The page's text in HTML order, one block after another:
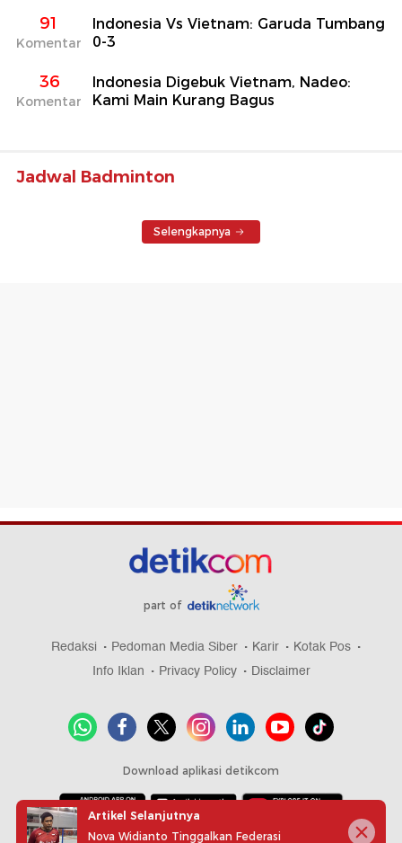
91
Komentar
Indonesia Vs Vietnam: Garuda Tumbang
0-3
36
Komentar
Indonesia Digebuk Vietnam, Nadeo:
Kami Main Kurang Bagus
Jadwal Badminton
Selengkapnya
part of
Redaksi Pedoman Media Siber Karir
Kotak Pos
Info Iklan
Privacy Policy Disclaimer
Download aplikasi detikcom
Artikel Selanjutnya
Nova Widianto Tinggalkan Federasi